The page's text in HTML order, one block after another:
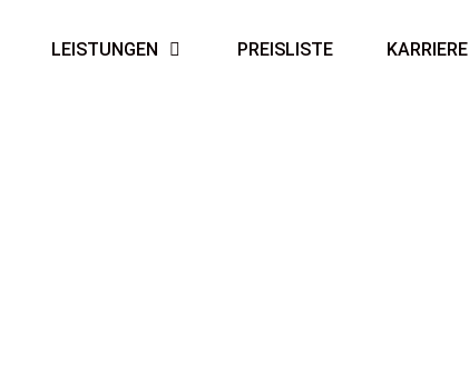
LEISTUNGEN PREISLISTE KARRIERE